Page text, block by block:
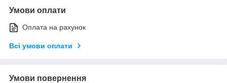
Умови оплати
Оплата на рахунок
Всі умови оплати
Умови повернення